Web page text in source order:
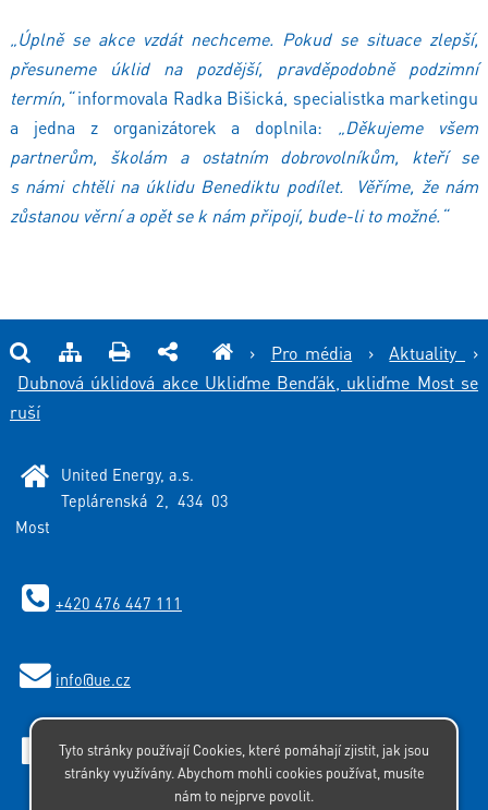
„Úplně se akce vzdát nechceme. Pokud se situace zlepší,
přesuneme úklid na pozdější, pravděpodobně podzimní
termín,“informovala Radka Bišická, specialistka marketingu
a jedna z organizátorek a doplnila: „Děkujeme všem
partnerům, školám a ostatním dobrovolníkům, kteří se
s námi chtěli na úklidu Benediktu podílet. Věříme, že nám
zůstanou věrní a opět se k nám připojí, bude-li to možné.“
› Pro média › Aktuality
›
Dubnová úklidová akce Ukliďme Benďák, ukliďme Most se
ruší
United Energy, a.s.
Teplárenská 2, 434 03
Most
+420 476 447 111
info@ue.cz
Facebook
Tyto stránky používají Cookies, které pomáhají zjistit, jak jsou
stránky využívány. Abychom mohli cookies používat, musíte
nám to nejprve povolit.